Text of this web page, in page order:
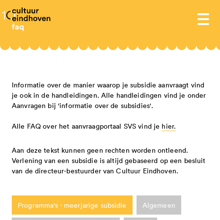
faq
aanvraagportaal 2025-2028
informatie over subsidies 2025-2028
september weer mogelijk
projecten - aanvragen is vanaf 1
september weer mogelijk
niet mogelijk
eindhovense basis 2025-2028 -
cultuurscan 2023
proces cultuurscan en concept
cultuurbrief 2025-2028
snelgeld 2026 tranche 2
programma's 2027-2028
toegekende subsidies 2025-2028
handige links
impuls voor jongerencultuur
toegekende subsidies impuls voor
jongerencultuur
over ons
cultuur eindhoven
missie
beleidsplan
doelstelling
organisatie
medewerkers
raad van toezicht
cultuurraad
publicaties en jaarverslagen
integriteit en verantwoording
anbi
agenda
informatie over subsidies 2021 – 2024
eindhoven cultuurprijs
Informatie over de manier waarop je subsidie aanvraagt vind
je ook in de handleidingen. Alle handleidingen vind je onder
Aanvragen bij 'informatie over de subsidies'.
Alle FAQ over het aanvraagportaal SVS vind je hier.
Aan deze tekst kunnen geen rechten worden ontleend.
Verlening van een subsidie is altijd gebaseerd op een besluit
van de directeur-bestuurder van Cultuur Eindhoven.
Programma's - meerjarige subsidie Algemeen